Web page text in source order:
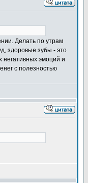
Делать по утрам
здоровые зубы - это
негативных эмоций и
с полезностью